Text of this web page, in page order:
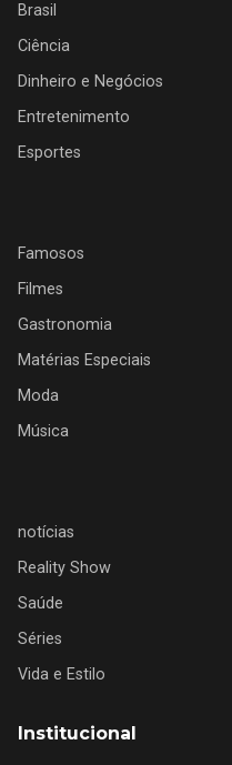
Brasil
Ciência
Dinheiro e Negócios
Entretenimento
Esportes
Famosos
Filmes
Gastronomia
Matérias Especiais
Moda
Música
notícias
Reality Show
Saúde
Séries
Vida e Estilo
Institucional